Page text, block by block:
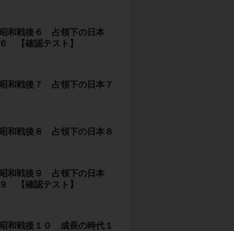
昭和戦後６ 占領下の日本
６ 【確認テスト】
昭和戦後７ 占領下の日本７
昭和戦後８ 占領下の日本８
昭和戦後９ 占領下の日本
９ 【確認テスト】
昭和戦後１０ 成長の時代１